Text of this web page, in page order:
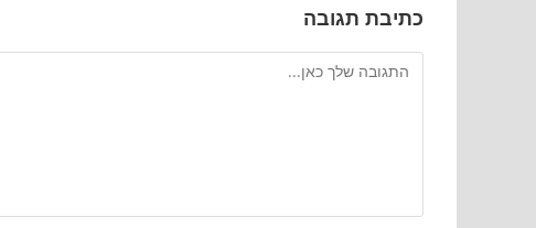
כתיבת תגובה